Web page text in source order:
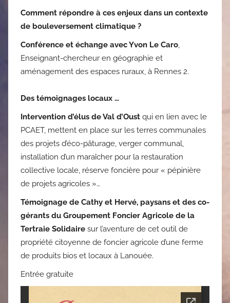
Comment répondre à ces enjeux dans un contexte
de bouleversement climatique ?
Conférence et échange avec Yvon Le Caro,
Enseignant-chercheur en géographie et
aménagement des espaces ruraux, à Rennes 2.
Des témoignages locaux …
Intervention d’élus de Val d’Oust qui en lien avec le
PCAET, mettent en place sur les terres communales
des projets d’éco-pâturage, verger communal,
installation d’un maraîcher pour la restauration
collective locale, réserve foncière pour « pépinière
de projets agricoles »…
Témoignage de Cathy et Hervé, paysans et des co-
gérants du Groupement Foncier Agricole de la
Tertraie Solidaire sur l’aventure de cet outil de
propriété citoyenne de foncier agricole d’une ferme
de produits bios et locaux à Lanouée.
Entrée gratuite